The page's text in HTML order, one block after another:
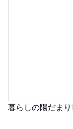
暮らしの陽だま